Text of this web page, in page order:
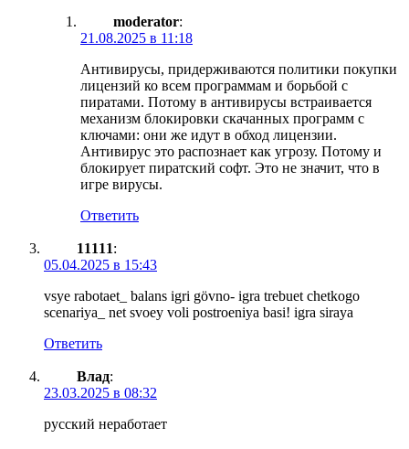
moderator:
21.08.2025 в 11:18
Антивирусы, придерживаются политики покупки
лицензий ко всем программам и борьбой с
пиратами. Потому в антивирусы встраивается
механизм блокировки скачанных программ с
ключами: они же идут в обход лицензии.
Антивирус это распознает как угрозу. Потому и
блокирует пиратский софт. Это не значит, что в
игре вирусы.
Ответить
11111:
05.04.2025 в 15:43
vsye rabotaet_ balans igri gövno- igra trebuet chetkogo
scenariya_ net svoey voli postroeniya basi! igra siraya
Ответить
Влад:
23.03.2025 в 08:32
русский неработает